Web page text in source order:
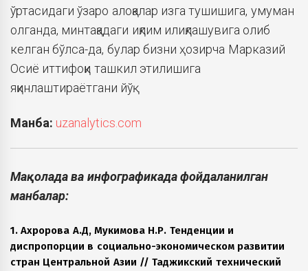
ўртасидаги ўзаро алоқалар изга тушишига, умуман
олганда, минтақадаги иқлим илиқлашувига олиб
келганбўлса-да, булар бизни ҳозирча Марказий
Осиё иттифоқи ташкил этилишига
яқинлаштираётгани йўқ.
Манба: uzanalytics.com
Мақолада ва инфографикада фойдаланилган
манбалар:
1. Ахророва А.Д, Мукимова Н.Р. Тенденции и
диспропорции в социально-экономическом развитии
стран Центральной Азии // Таджикский технический